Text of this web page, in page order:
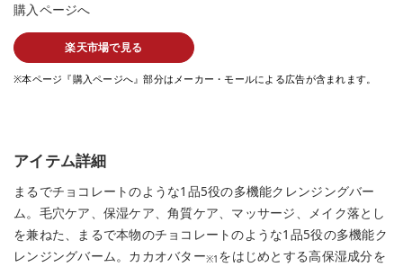
購入ページへ
楽天市場で見る
※本ページ『購入ページへ』部分はメーカー・モールによる広告が含まれます。
アイテム詳細
まるでチョコレートのような1品5役の多機能クレンジングバー
ム。毛穴ケア、保湿ケア、角質ケア、マッサージ、メイク落とし
を兼ねた、まるで本物のチョコレートのような1品5役の多機能ク
レンジングバーム。カカオバター※1 をはじめとする高保湿成分を